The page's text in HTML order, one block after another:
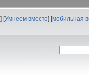
] [Умнеем вместе] [мобильная